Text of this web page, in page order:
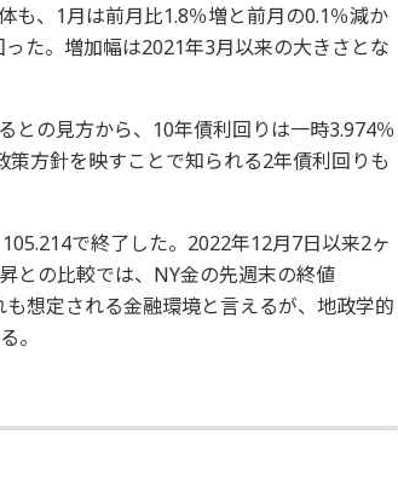
も、1月は前月比1.8％増と前月の0.1％減か
た。増加幅は2021年3月以来の大きさとな
との見方から、10年債利回りは一時3.974％
方針を映すことで知られる2年債利回りも
で終了した。2022年12月7日以来2ヶ
との比較では、NY金の先週末の終値
想定される金融環境と言えるが、地政学的
。